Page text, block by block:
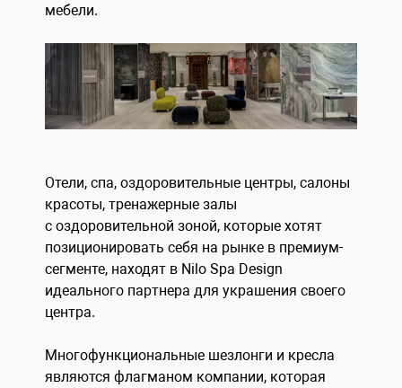
мебели.
Отели, спа, оздоровительные центры, салоны
красоты, тренажерные залы
с оздоровительной зоной, которые хотят
позиционировать себя на рынке в премиум-
сегменте, находят в Nilo Spa Design
идеального партнера для украшения своего
центра.
Многофункциональные шезлонги и кресла
являются флагманом компании, которая